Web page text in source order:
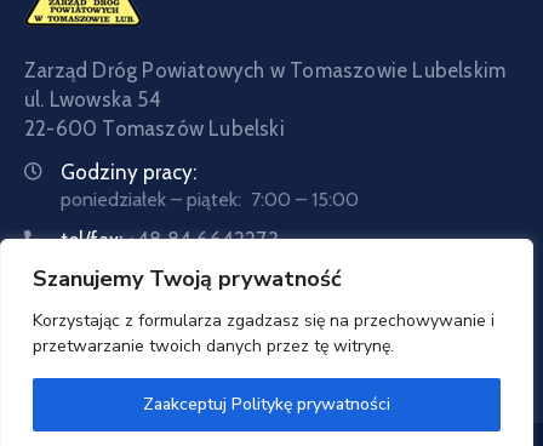
Szanujemy Twoją prywatność
Korzystając z formularza zgadzasz się na przechowywanie i
przetwarzanie twoich danych przez tę witrynę.
Zaakceptuj Politykę prywatności
Zarząd Dróg Powiatowych w Tomaszowie Lubelskim
ul. Lwowska 54
22-600 Tomaszów Lubelski
Godziny pracy:
poniedziałek – piątek: 7:00 – 15:00
tel/fax:+48 84 6642273
tel:+48 84 6642057
Email:sekretariat@zdptomaszow.pl